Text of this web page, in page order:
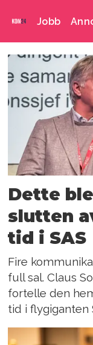
Jobb
Emne:
sogn
avis
Dette
slutten
tid i SAS
Fire
full sal. Claus
fortelle den
tid i flygiganten